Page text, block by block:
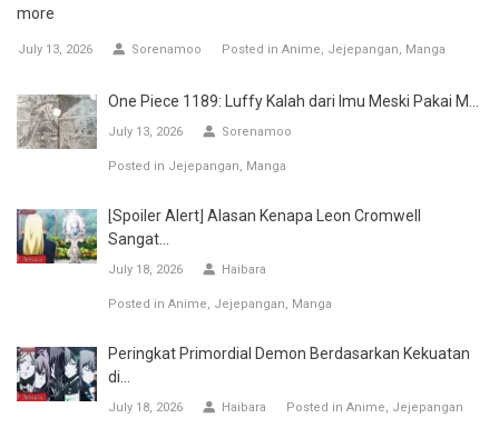
more
July 13, 2026 Sorenamoo Posted in Anime Jejepangan Manga
One Piece 1189: Luffy Kalah dari Imu Meski Pakai M...
July 13, 2026 Sorenamoo
Posted in Jejepangan Manga
[Spoiler Alert] Alasan Kenapa Leon Cromwell
Sangat...
July 18, 2026 Haibara
Posted in Anime Jejepangan Manga
Peringkat Primordial Demon Berdasarkan Kekuatan
di...
July 18, 2026 Haibara Posted in Anime Jejepangan